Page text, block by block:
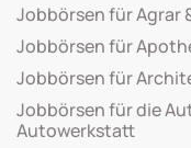
Jobbörsen für Agrar
Jobbörsen für
Jobbörsen für
Jobbörsen für die
Autowerkstatt